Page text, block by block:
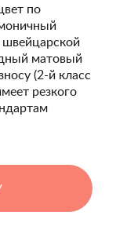
по
швейцарской
матовый
(2-й класс
резкого